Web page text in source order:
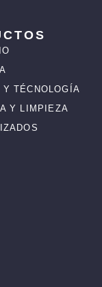
Y TÉCNOLOGÍA
Y LIMPIEZA